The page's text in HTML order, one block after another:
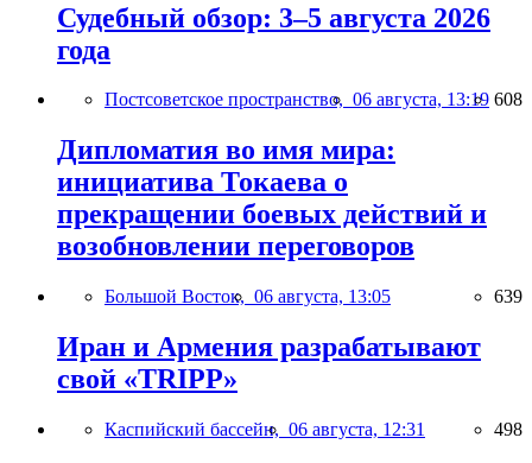
Судебный обзор: 3–5 августа 2026
года
Постсоветское пространство, 06 августа, 13:19 608
Дипломатия во имя мира:
инициатива Токаева о
прекращении боевых действий и
возобновлении переговоров
Большой Восток, 06 августа, 13:05 639
Иран и Армения разрабатывают
свой «TRIPP»
Каспийский бассейн, 06 августа, 12:31 498